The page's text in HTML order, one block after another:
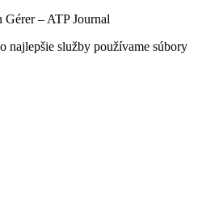
– ATP Journal
najlepšie služby používame súbory